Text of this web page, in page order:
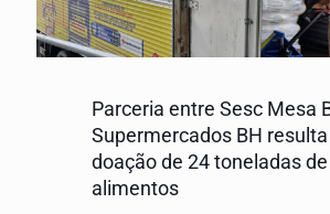
Parceria entre Sesc Mesa
Supermercados BH
doação de 24 toneladas de
alimentos